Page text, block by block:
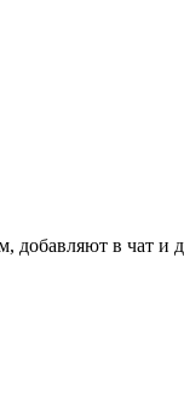
добавляют в чат и